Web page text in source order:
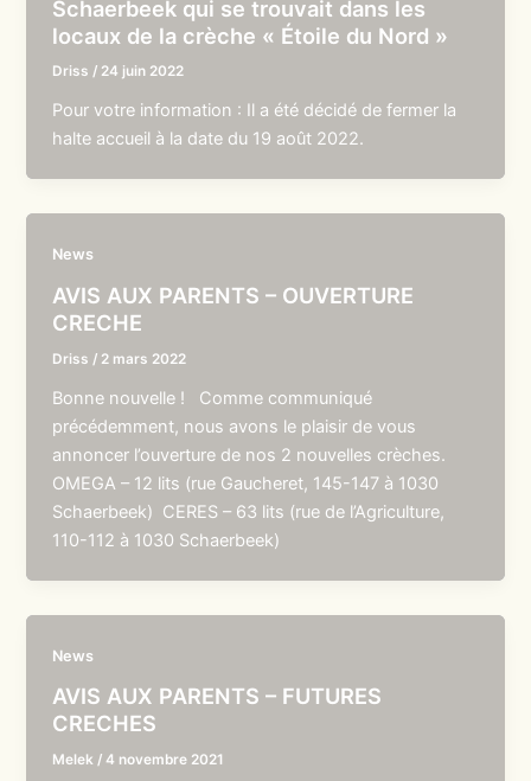
Schaerbeek qui se trouvait dans les
locaux de la crèche « Étoile du Nord »
Driss / 24 juin 2022
Pour votre information : Il a été décidé de fermer la
halte accueil à la date du 19 août 2022.
News
AVIS AUX PARENTS – OUVERTURE
CRECHE
Driss / 2 mars 2022
Bonne nouvelle ! Comme communiqué
précédemment, nous avons le plaisir de vous
annoncer l’ouverture de nos 2 nouvelles crèches.
OMEGA – 12 lits (rue Gaucheret, 145-147 à 1030
Schaerbeek) CERES – 63 lits (rue de l’Agriculture,
110-112 à 1030 Schaerbeek)
News
AVIS AUX PARENTS – FUTURES
CRECHES
Melek /4 novembre 2021